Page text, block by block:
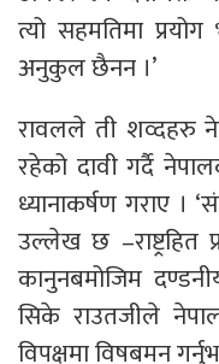
त्यो सहमतिमा
अनुकुल छैनन ।’
रावलले ती शव्दहरु
रहेको दावी गर्दै
ध्यानाकर्षण गराए ।
उल्लेख छ
कानुनबमोजिम
सिके राउतजीले
विपक्षमा विषबमन